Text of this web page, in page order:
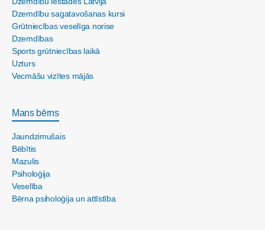
Dzemdību sagatavošanas kursi
Grūtniecības veselīga norise
Dzemdības
Sports grūtniecības laikā
Uzturs
Vecmāšu vizītes mājās
Mans bērns
Jaundzimušais
Bēbītis
Mazulis
Psiholoģija
Veselība
Bērna psiholoģija un attīstība